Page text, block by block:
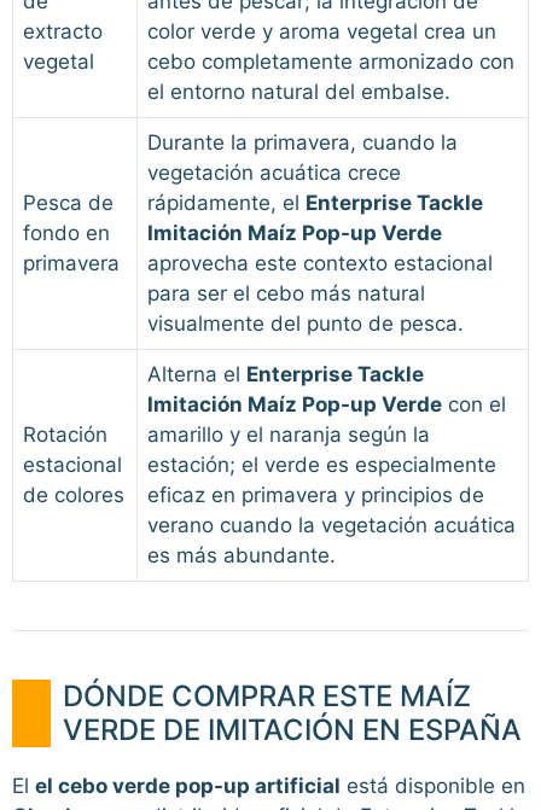
extracto
vegetal
color verde y aroma vegetal crea un
cebo completamente armonizado con
el entorno natural del embalse.
Pesca de
fondo en
primavera
Durante la primavera, cuando la
vegetación acuática crece
rápidamente, el Enterprise Tackle
Imitación Maíz Pop-up Verde
aprovecha este contexto estacional
para ser el cebo más natural
visualmente del punto de pesca.
Rotación
estacional
de colores
Alterna el Enterprise Tackle
Imitación Maíz Pop-up Verde con el
amarillo y el naranja según la
estación; el verde es especialmente
eficaz en primavera y principios de
verano cuando la vegetación acuática
es más abundante.
DÓNDE COMPRAR ESTE MAÍZ
VERDE DE IMITACIÓN EN ESPAÑA
El el cebo verde pop-up artificial está disponible en